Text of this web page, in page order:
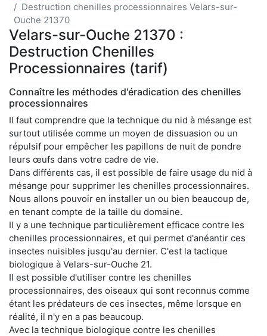
Destruction chenilles processionnaires Velars-sur-
Ouche 21370
Velars-sur-Ouche 21370 :
Destruction Chenilles
Processionnaires (tarif)
Connaître les méthodes d'éradication des chenilles
processionnaires
Il faut comprendre que la technique du nid à mésange est
surtout utilisée comme un moyen de dissuasion ou un
répulsif pour empêcher les papillons de nuit de pondre
leurs œufs dans votre cadre de vie.
Dans différents cas, il est possible de faire usage du nid à
mésange pour supprimer les chenilles processionnaires.
Nous allons pouvoir en installer un ou bien beaucoup de,
en tenant compte de la taille du domaine.
Il y a une technique particulièrement efficace contre les
chenilles processionnaires, et qui permet d'anéantir ces
insectes nuisibles jusqu'au dernier. C'est la tactique
biologique à Velars-sur-Ouche 21.
Il est possible d'utiliser contre les chenilles
processionnaires, des oiseaux qui sont reconnus comme
étant les prédateurs de ces insectes, même lorsque en
réalité, il n'y en a pas beaucoup.
Avec la technique biologique contre les chenilles